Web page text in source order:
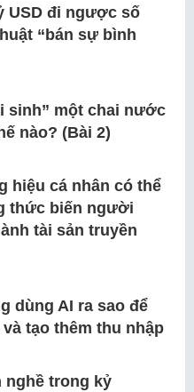
USD đi ngược số
“bán sự bình
sinh” một chai nước
nào? (Bài 2)
hiệu cá nhân có thể
thức biến người
tài sản truyền
dùng AI ra sao để
tạo thêm thu nhập
nghề trong kỷ